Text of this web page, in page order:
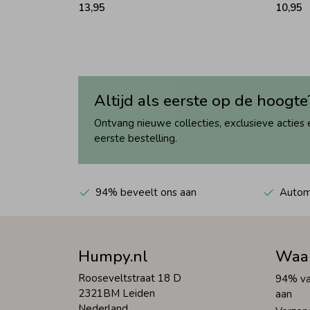
13,95 10,95
Altijd als eerste op de
Ontvang nieuwe collecties, exclusieve
eerste bestelling.
94% beveelt ons aan
Humpy.nl
Rooseveltstraat 18 D
2321BM Leiden
94%
aan